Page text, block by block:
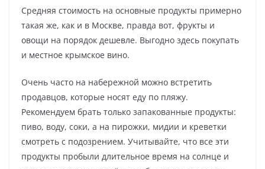
Средняя стоимость на основные продукты примерно
такая же, как и в Москве, правда вот, фрукты и
овощи на порядок дешевле. Выгодно здесь покупать
и местное крымское вино.
Очень часто на набережной можно встретить
продавцов, которые носят еду по пляжу.
Рекомендуем брать только запакованные продукты:
пиво, воду, соки, а на пирожки, мидии и креветки
смотреть с подозрением. Учитывайте, что все эти
продукты пробыли длительное время на солнце и